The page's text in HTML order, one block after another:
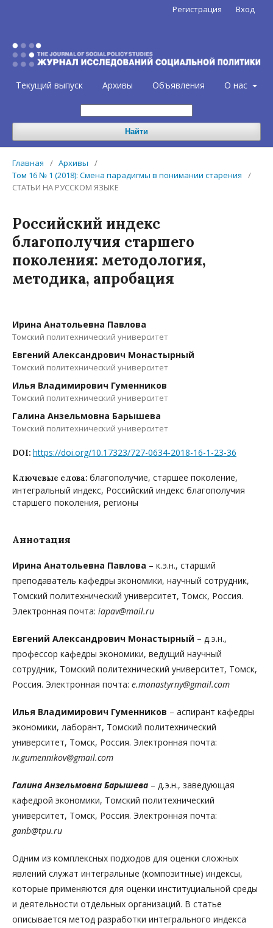
Текущий выпуск Архивы Объявления О нас
Найти
Регистрация Вход
Главная / Архивы
/
Том 16 № 1 (2018): Смена парадигмы в понимании старения
/
СТАТЬИ НА РУССКОМ ЯЗЫКЕ
Российский индекс
благополучия старшего
поколения: методология,
методика, апробация
Ирина Анатольевна Павлова
Томский политехнический университет
Евгений Александрович Монастырный
Томский политехнический университет
Илья Владимирович Гуменников
Томский политехнический университет
Галина Анзельмовна Барышева
Томский политехнический университет
DOI: https://doi.org/10.17323/727-0634-2018-16-1-23-36
Ключевые слова: благополучие, старшее поколение,
интегральный индекс, Российский индекс благополучия
старшего поколения, регионы
Аннотация
Ирина Анатольевна Павлова – к. э.н., старший
преподаватель кафедры экономики, научный сотрудник,
Томский политехнический университет, Томск, Россия.
Электронная почта: iapav@mail.ru
Евгений Александрович Монастырный – д. э.н.,
профессор кафедры экономики, ведущий научный
сотрудник, Томский политехнический университет, Томск,
Россия. Электронная почта: e.monastyrny@gmail.com
Илья Владимирович Гуменников – аспирант кафедры
экономики, лаборант, Томский политехнический
университет, Томск, Россия. Электронная почта:
iv.gumennikov@gmail.com
Галина Анзельмовна Барышева – д. э.н., заведующая
кафедрой экономики, Томский политехнический
университет, Томск, Россия. Электронная почта:
ganb@tpu.ru
Одним из комплексных подходов для оценки сложных
явлений служат интегральные (композитные) индексы,
которые применяются для оценки институциальной среды
и деятельности отдельных организаций. В статье
описывается метод разработки интегрального индекса